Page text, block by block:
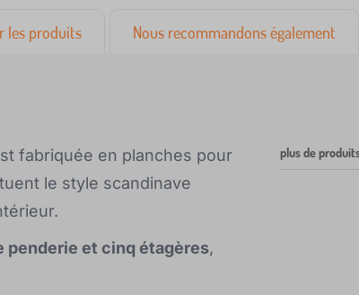
les produits Nous recommandons également
fabriquée en planches pour
le style scandinave
penderie et cinq étagères,
plus de